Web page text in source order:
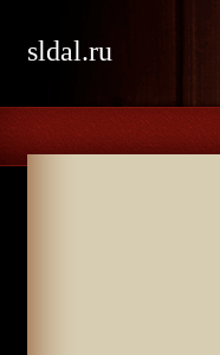
sldal.ru